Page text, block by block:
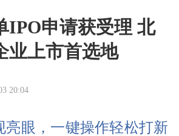
IPO申请获受理 北
业上市首选地
20:04
亮眼，一键操作轻松打新